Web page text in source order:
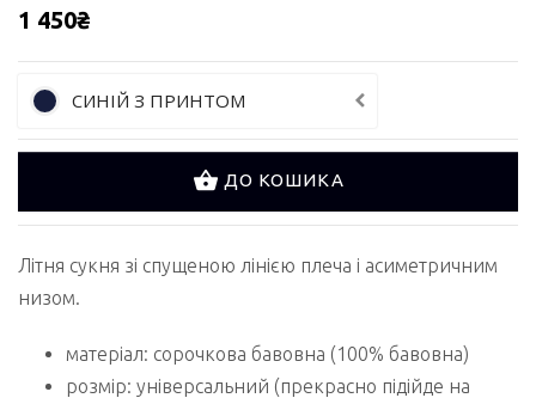
1 450₴
СИНІЙ З ПРИНТОМ
ДО КОШИКА
Літня сукня зі спущеною лінією плеча і асиметричним
низом.
матеріал: сорочкова бавовна (100% бавовна)
розмір: універсальний (прекрасно підійде на